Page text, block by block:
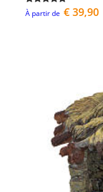
À partir de € 39,90